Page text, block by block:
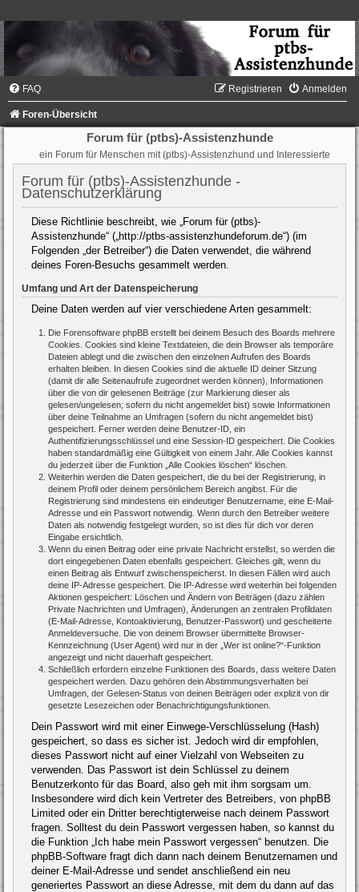
FAQ Anmelden
Registrieren
Foren-Übersicht
Forum für (ptbs)-Assistenzhunde
ein Forum für Menschen mit (ptbs)-Assistenzhund und Interessierte
Forum für (ptbs)-Assistenzhunde -
Datenschutzerklärung
Diese Richtlinie beschreibt, wie „Forum für (ptbs)-
Assistenzhunde“ („http://ptbs-assistenzhundeforum.de“) (im
Folgenden „der Betreiber“) die Daten verwendet, die während
deines Foren-Besuchs gesammelt werden.
Umfang und Art der Datenspeicherung
Deine Daten werden auf vier verschiedene Arten gesammelt:
Die Forensoftware phpBB erstellt bei deinem Besuch des Boards mehrere
Cookies. Cookies sind kleine Textdateien, die dein Browser als temporäre
Dateien ablegt und die zwischen den einzelnen Aufrufen des Boards
erhalten bleiben. In diesen Cookies sind die aktuelle ID deiner Sitzung
(damit dir alle Seitenaufrufe zugeordnet werden können), Informationen
über die von dir gelesenen Beiträge (zur Markierung dieser als
gelesen/ungelesen; sofern du nicht angemeldet bist) sowie Informationen
über deine Teilnahme an Umfragen (sofern du nicht angemeldet bist)
gespeichert. Ferner werden deine Benutzer-ID, ein
Authentifizierungsschlüssel und eine Session-ID gespeichert. Die Cookies
haben standardmäßig eine Gültigkeit von einem Jahr. Alle Cookies kannst
du jederzeit über die Funktion „Alle Cookies löschen“ löschen.
Weiterhin werden die Daten gespeichert, die du bei der Registrierung, in
deinem Profil oder deinem persönlichem Bereich angibst. Für die
Registrierung sind mindestens ein eindeutiger Benutzername, eine E-Mail-
Adresse und ein Passwort notwendig. Wenn durch den Betreiber weitere
Daten als notwendig festgelegt wurden, so ist dies für dich vor deren
Eingabe ersichtlich.
Wenn du einen Beitrag oder eine private Nachricht erstellst, so werden die
dort eingegebenen Daten ebenfalls gespeichert. Gleiches gilt, wenn du
einen Beitrag als Entwurf zwischenspeicherst. In diesen Fällen wird auch
deine IP-Adresse gespeichert. Die IP-Adresse wird weiterhin bei folgenden
Aktionen gespeichert: Löschen und Ändern von Beiträgen (dazu zählen
Private Nachrichten und Umfragen), Änderungen an zentralen Profildaten
(E-Mail-Adresse, Kontoaktivierung, Benutzer-Passwort) und gescheiterte
Anmeldeversuche. Die von deinem Browser übermittelte Browser-
Kennzeichnung (User Agent) wird nur in der „Wer ist online?“-Funktion
angezeigt und nicht dauerhaft gespeichert.
Schließlich erfordern einzelne Funktionen des Boards, dass weitere Daten
gespeichert werden. Dazu gehören dein Abstimmungsverhalten bei
Umfragen, der Gelesen-Status von deinen Beiträgen oder explizit von dir
gesetzte Lesezeichen oder Benachrichtigungsfunktionen.
Dein Passwort wird mit einer Einwege-Verschlüsselung (Hash)
gespeichert, so dass es sicher ist. Jedoch wird dir empfohlen,
dieses Passwort nicht auf einer Vielzahl von Webseiten zu
verwenden. Das Passwort ist dein Schlüssel zu deinem
Benutzerkonto für das Board, also geh mit ihm sorgsam um.
Insbesondere wird dich kein Vertreter des Betreibers, von phpBB
Limited oder ein Dritter berechtigterweise nach deinem Passwort
fragen. Solltest du dein Passwort vergessen haben, so kannst du
die Funktion „Ich habe mein Passwort vergessen“ benutzen. Die
phpBB-Software fragt dich dann nach deinem Benutzernamen und
deiner E-Mail-Adresse und sendet anschließend ein neu
generiertes Passwort an diese Adresse, mit dem du dann auf das